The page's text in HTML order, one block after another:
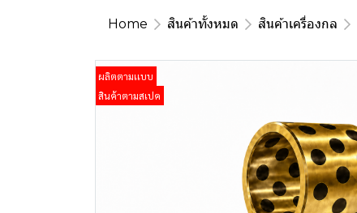
Home สินค้าทั้งหมด สินค้าเครื่องกล
ผลิตตามเเบบ
สินค้าตามสเปค